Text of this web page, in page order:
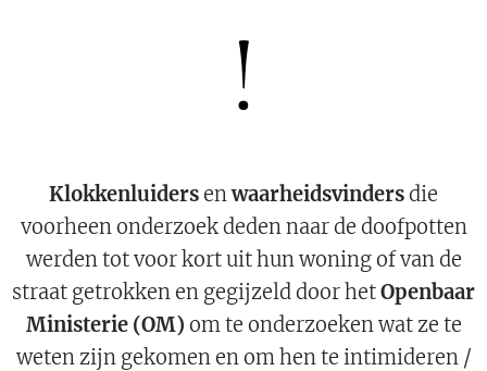
!
Klokkenluidersenwaarheidsvindersdie
voorheen onderzoek deden naar de doofpotten
werden tot voor kort uit hun woning of van de
straat getrokken en gegijzeld door hetOpenbaar
Ministerie (OM) om te onderzoeken wat ze te
weten zijn gekomen en om hen te intimideren /